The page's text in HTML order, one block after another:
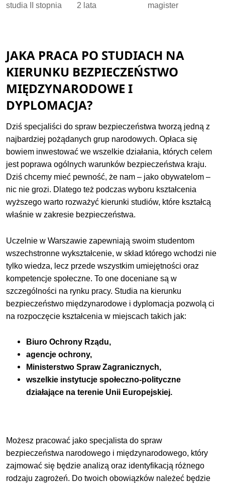
studia II stopnia 2 lata magister
JAKA PRACA PO STUDIACH NA
KIERUNKU BEZPIECZEŃSTWO
MIĘDZYNARODOWE I
DYPLOMACJA?
Dziś specjaliści do spraw bezpieczeństwa tworzą jedną z
najbardziej pożądanych grup narodowych. Opłaca się
bowiem inwestować we wszelkie działania, których celem
jest poprawa ogólnych warunków bezpieczeństwa kraju.
Dziś chcemy mieć pewność, że nam – jako obywatelom –
nic nie grozi. Dlatego też podczas wyboru kształcenia
wyższego warto rozważyć kierunki studiów, które kształcą
właśnie w zakresie bezpieczeństwa.
Uczelnie w Warszawie zapewniają swoim studentom
wszechstronne wykształcenie, w skład którego wchodzi nie
tylko wiedza, lecz przede wszystkim umiejętności oraz
kompetencje społeczne. To one doceniane są w
szczególności na rynku pracy. Studia na kierunku
bezpieczeństwo międzynarodowe i dyplomacja pozwolą ci
na rozpoczęcie kształcenia w miejscach takich jak:
Biuro Ochrony Rządu,
agencje ochrony,
Ministerstwo Spraw Zagranicznych,
wszelkie instytucje społeczno-polityczne
działające na terenie Unii Europejskiej.
Możesz pracować jako specjalista do spraw
bezpieczeństwa narodowego i międzynarodowego, który
zajmować się będzie analizą oraz identyfikacją różnego
rodzaju zagrożeń. Do twoich obowiązków należeć będzie